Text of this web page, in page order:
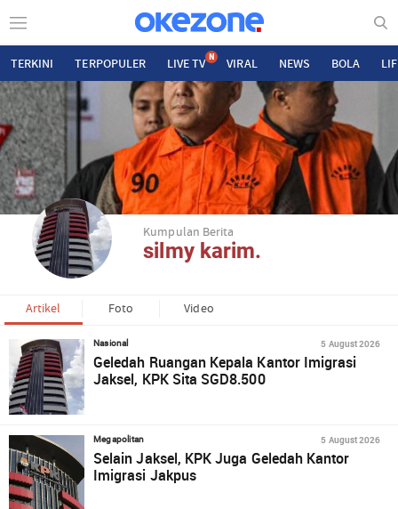
TERKINI TERPOPULER LIVE TV N VIRAL NEWS BOLA
Kumpulan Berita
silmy karim.
Artikel Foto Video
Nasional 5 August 2026
Geledah Ruangan Kepala Kantor Imigrasi
Jaksel, KPK Sita SGD8.500
Megapolitan 5 August 2026
Selain Jaksel, KPK Juga Geledah Kantor
Imigrasi Jakpus